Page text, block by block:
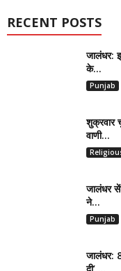
RECENT POSTS
जालंधर:
के...
Punjab
शुक्रवार
वाणी...
जालंधर
ने...
Punjab
जालंधर: